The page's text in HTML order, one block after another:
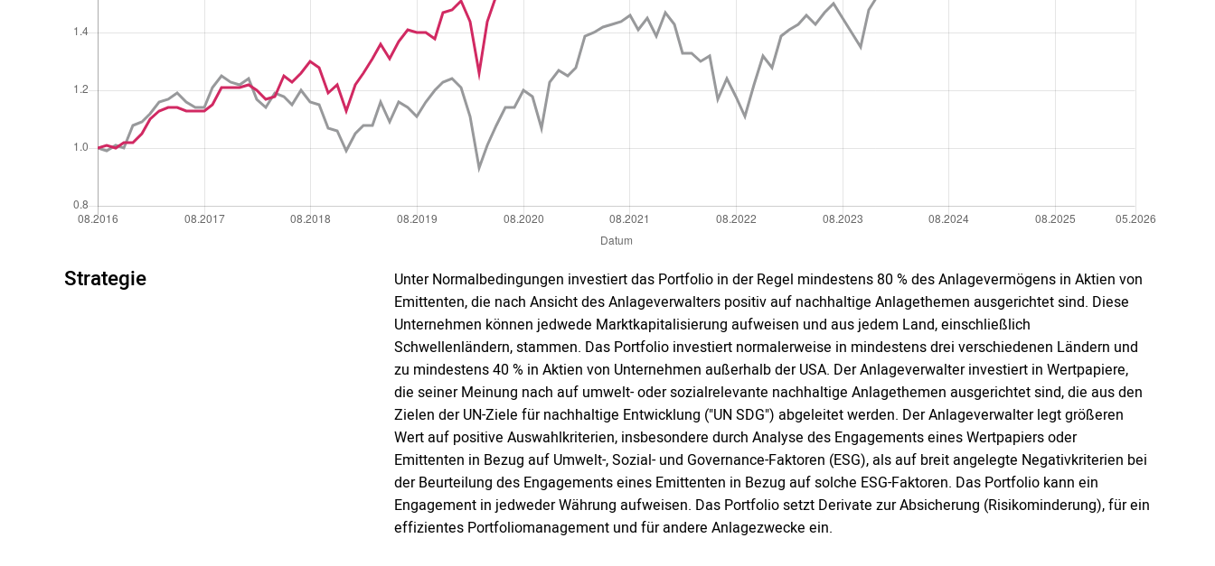
Strategie
Unter Normalbedingungen investiert das Portfolio in der Regel mindestens 80 % des Anlagevermögens in Aktien von
Emittenten, die nach Ansicht des Anlageverwalters positiv auf nachhaltige Anlagethemen ausgerichtet sind. Diese
Unternehmen können jedwede Marktkapitalisierung aufweisen und aus jedem Land, einschließlich
Schwellenländern, stammen. Das Portfolio investiert normalerweise in mindestens drei verschiedenen Ländern und
zu mindestens 40 % in Aktien von Unternehmen außerhalb der USA. Der Anlageverwalter investiert in Wertpapiere,
die seiner Meinung nach auf umwelt- oder sozialrelevante nachhaltige Anlagethemen ausgerichtet sind, die aus den
Zielen der UN-Ziele für nachhaltige Entwicklung ("UN SDG") abgeleitet werden. Der Anlageverwalter legt größeren
Wert auf positive Auswahlkriterien, insbesondere durch Analyse des Engagements eines Wertpapiers oder
Emittenten in Bezug auf Umwelt-, Sozial- und Governance-Faktoren (ESG), als auf breit angelegte Negativkriterien bei
der Beurteilung des Engagements eines Emittenten in Bezug auf solche ESG-Faktoren. Das Portfolio kann ein
Engagement in jedweder Währung aufweisen. Das Portfolio setzt Derivate zur Absicherung (Risikominderung), für ein
effizientes Portfoliomanagement und für andere Anlagezwecke ein.